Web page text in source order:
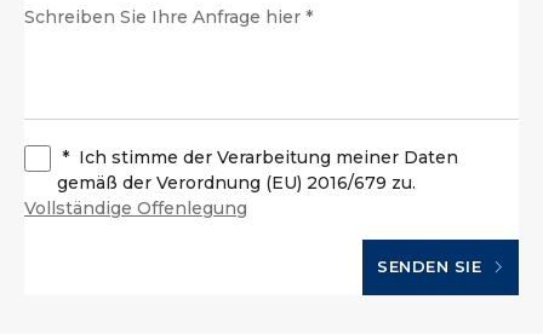
* Ich stimme der Verarbeitung meiner Daten
gemäß der Verordnung (EU) 2016/679 zu.
Vollständige Offenlegung
SENDEN SIE